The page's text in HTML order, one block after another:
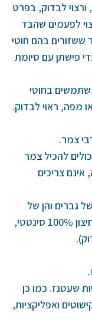
לבדוק, בפרט
לפעמים שהבד
ששזורים בהם חוטי
פישתן עם סיומת
בחוטי
מפה, ראוי לבדוק.
צמר.
להכיל צמר
אינם צריכים
גברים והן של
נשים, הן מהארץ והן מחו"ל (גם כשהצד החיצון 100% סינטטי,
שעטנז. כמו כן
ואפליקציות,